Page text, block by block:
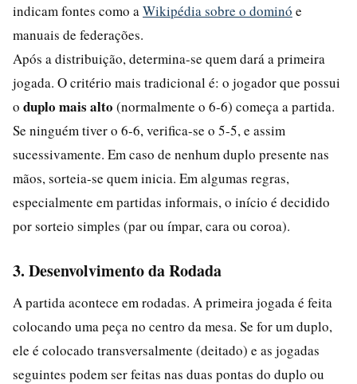
indicam fontes como a Wikipédia sobre o dominó e
manuais de federações.
Após a distribuição, determina-se quem dará a primeira
jogada. O critério mais tradicional é: o jogador que possui
o duplo mais alto (normalmente o 6-6) começa a partida.
Se ninguém tiver o 6-6, verifica-se o 5-5, e assim
sucessivamente. Em caso de nenhum duplo presente nas
mãos, sorteia-se quem inicia. Em algumas regras,
especialmente em partidas informais, o início é decidido
por sorteio simples (par ou ímpar, cara ou coroa).
3. Desenvolvimento da Rodada
A partida acontece em rodadas. A primeira jogada é feita
colocando uma peça no centro da mesa. Se for um duplo,
ele é colocado transversalmente (deitado) e as jogadas
seguintes podem ser feitas nas duas pontas do duplo ou